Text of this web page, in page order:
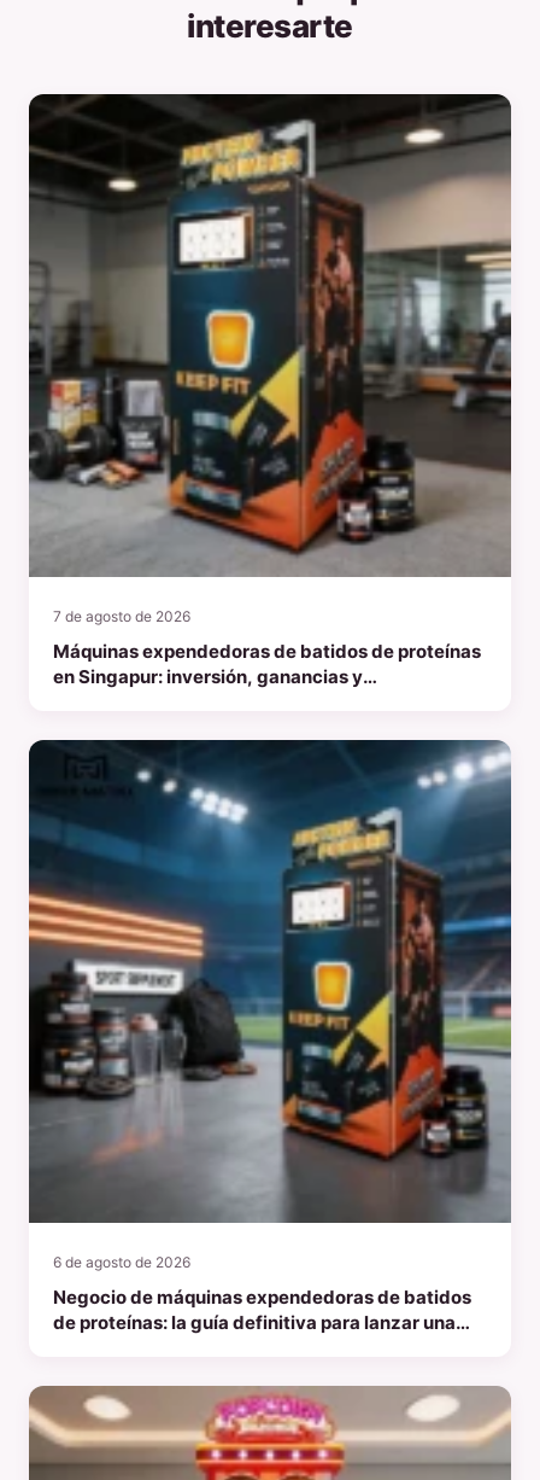
interesarte
7 de agosto de 2026
Máquinas expendedoras de batidos de proteínas
en Singapur: inversión, ganancias y
6 de agosto de 2026
Negocio de máquinas expendedoras de batidos
de proteínas: la guía definitiva para lanzar una